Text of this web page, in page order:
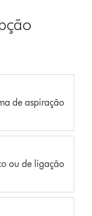
de aspiração
ou de ligação